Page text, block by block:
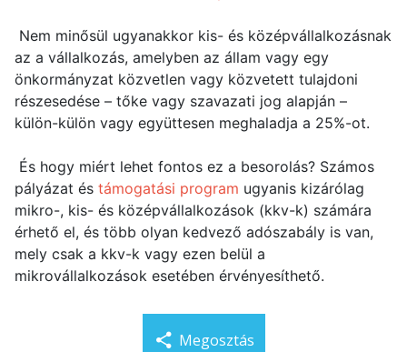
Nem minősül ugyanakkor kis- és középvállalkozásnak
az a vállalkozás, amelyben az állam vagy egy
önkormányzat közvetlen vagy közvetett tulajdoni
részesedése – tőke vagy szavazati jog alapján –
külön-külön vagy együttesen meghaladja a 25%-ot.
És hogy miért lehet fontos ez a besorolás? Számos
pályázat és támogatási program ugyanis kizárólag
mikro-, kis- és középvállalkozások (kkv-k) számára
érhető el, és több olyan kedvező adószabály is van,
mely csak a kkv-k vagy ezen belül a
mikrovállalkozások esetében érvényesíthető.
Megosztás